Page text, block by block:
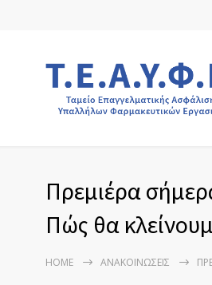
Πρεμιέρα
Πώς θα
HOME ΑΝΑΚΟΙΝΏΣΕΙΣ